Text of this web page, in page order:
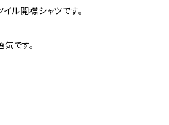
ル開襟シャツです。
です。